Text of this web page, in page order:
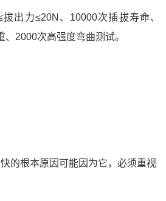
出力≤20N、10000次插拔寿命、
2000次高强度弯曲测试。